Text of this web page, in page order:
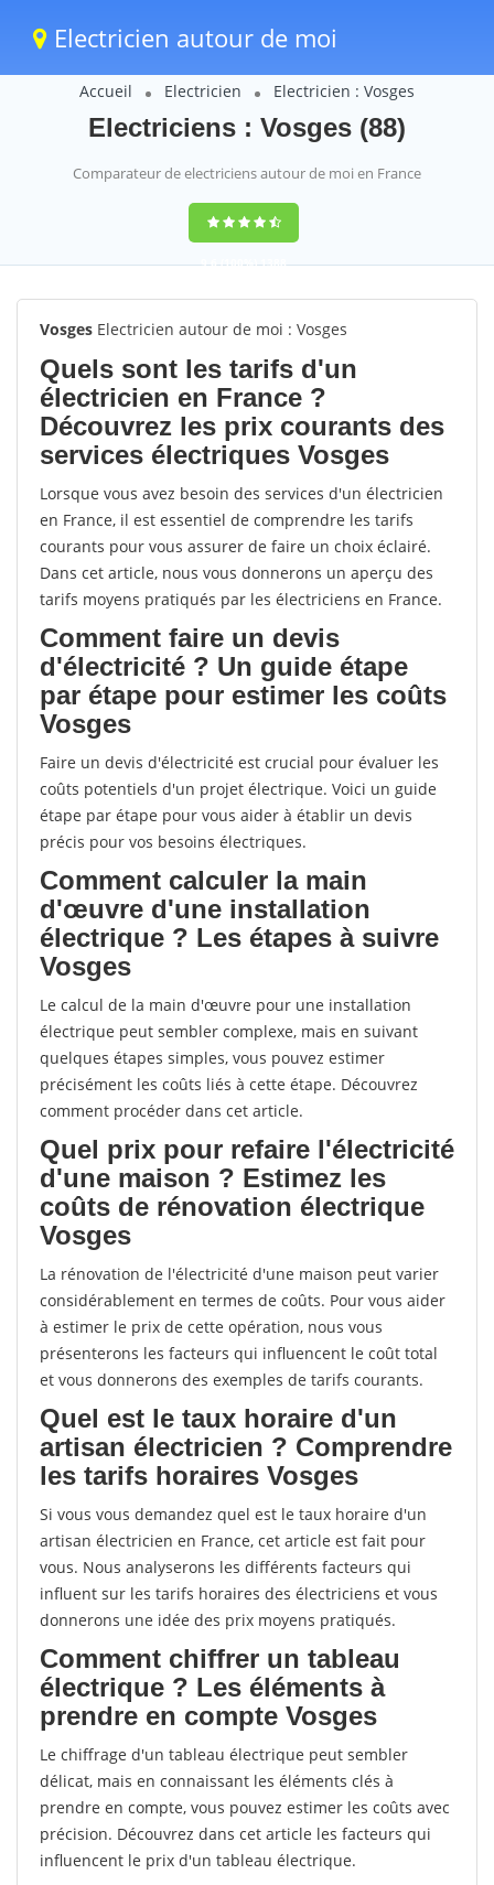
Electricien autour de moi
Accueil Electricien Electricien : Vosges
Electriciens : Vosges (88)
Comparateur de electriciens autour de moi en France
9,6(100%)1388
votes
Vosges Electricien autour de moi : Vosges
Quels sont les tarifs d'un
électricien en France ?
Découvrez les prix courants des
services électriques Vosges
Lorsque vous avez besoin des services d'un électricien
en France, il est essentiel de comprendre les tarifs
courants pour vous assurer de faire un choix éclairé.
Dans cet article, nous vous donnerons un aperçu des
tarifs moyens pratiqués par les électriciens en France.
Comment faire un devis
d'électricité ? Un guide étape
par étape pour estimer les coûts
Vosges
Faire un devis d'électricité est crucial pour évaluer les
coûts potentiels d'un projet électrique. Voici un guide
étape par étape pour vous aider à établir un devis
précis pour vos besoins électriques.
Comment calculer la main
d'œuvre d'une installation
électrique ? Les étapes à suivre
Vosges
Le calcul de la main d'œuvre pour une installation
électrique peut sembler complexe, mais en suivant
quelques étapes simples, vous pouvez estimer
précisément les coûts liés à cette étape. Découvrez
comment procéder dans cet article.
Quel prix pour refaire l'électricité
d'une maison ? Estimez les
coûts de rénovation électrique
Vosges
La rénovation de l'électricité d'une maison peut varier
considérablement en termes de coûts. Pour vous aider
à estimer le prix de cette opération, nous vous
présenterons les facteurs qui influencent le coût total
et vous donnerons des exemples de tarifs courants.
Quel est le taux horaire d'un
artisan électricien ? Comprendre
les tarifs horaires Vosges
Si vous vous demandez quel est le taux horaire d'un
artisan électricien en France, cet article est fait pour
vous. Nous analyserons les différents facteurs qui
influent sur les tarifs horaires des électriciens et vous
donnerons une idée des prix moyens pratiqués.
Comment chiffrer un tableau
électrique ? Les éléments à
prendre en compte Vosges
Le chiffrage d'un tableau électrique peut sembler
délicat, mais en connaissant les éléments clés à
prendre en compte, vous pouvez estimer les coûts avec
précision. Découvrez dans cet article les facteurs qui
influencent le prix d'un tableau électrique.